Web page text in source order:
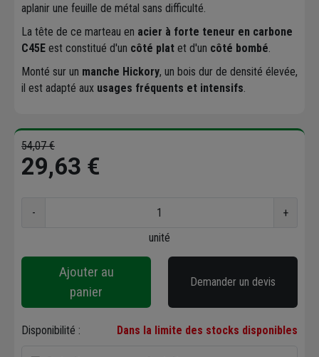
aplanir une feuille de métal sans difficulté.
La tête de ce marteau en acier à forte teneur en carbone
C45E est constitué d'un côté plat et d'un côté bombé.
Monté sur un manche Hickory, un bois dur de densité élevée,
il est adapté aux usages fréquents et intensifs.
54,07 €
29,63 €
-
+
unité
Ajouter au
panier
Demander un devis
Disponibilité : Dans la limite des stocks disponibles